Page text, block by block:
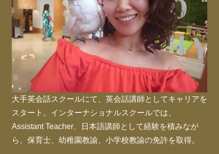
大手英会話スクールにて、英会話講師としてキャリアを
スタート。インターナショナルスクールでは、
Assistant Teacher、日本語講師として経験を積みなが
ら、保育士、幼稚園教諭、小学校教諭の免許を取得。